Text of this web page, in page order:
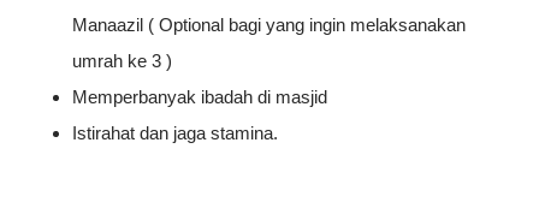
Manaazil ( Optional bagi yang ingin melaksanakan
umrah ke 3 )
Memperbanyak ibadah di masjid
Istirahat dan jaga stamina.